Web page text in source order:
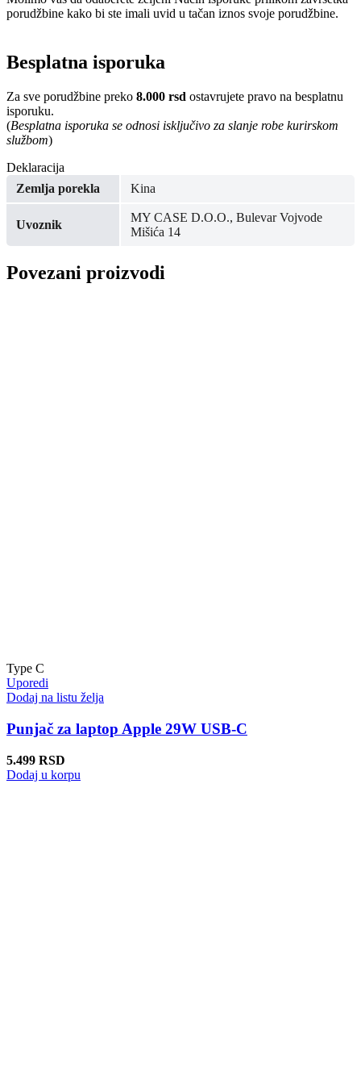
porudžbine kako bi ste imali uvid u tačan iznos svoje porudžbine.
Besplatna isporuka
Za sve porudžbine preko 8.000 rsd ostavrujete pravo na besplatnu
isporuku.
(Besplatna isporuka se odnosi isključivo za slanje robe kurirskom
službom)
Deklaracija
Zemlja porekla
Kina
Uvoznik
MY CASE D.O.O., Bulevar Vojvode
Mišića 14
Povezani proizvodi
Type C
Uporedi
Dodaj na listu želja
Punjač za laptop Apple 29W USB-C
5.499 RSD
Dodaj u korpu